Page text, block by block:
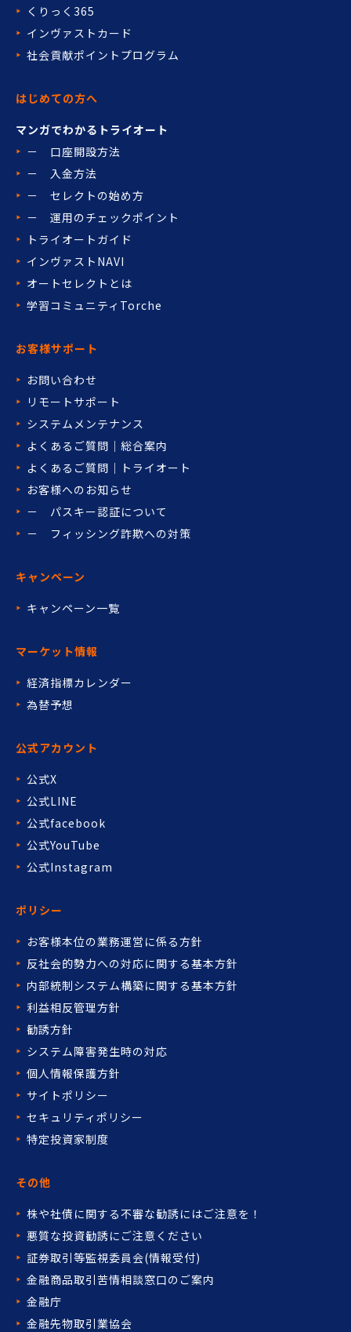
くりっく365
インヴァストカード
社会貢献ポイントプログラム
キャンペーン
キャンペーン一覧
マーケット情報
経済指標カレンダー
為替予想
公式アカウント
公式X
公式LINE
公式facebook
公式YouTube
公式Instagram
はじめての方へ
マンガでわかるトライオート
－ 口座開設方法
－ 入金方法
－ セレクトの始め方
－ 運用のチェックポイント
トライオートガイド
インヴァストNAVI
オートセレクトとは
学習コミュニティTorche
ポリシー
お客様本位の業務運営に係る方針
反社会的勢力への対応に関する基本方針
内部統制システム構築に関する基本方針
利益相反管理方針
勧誘方針
システム障害発生時の対応
個人情報保護方針
サイトポリシー
セキュリティポリシー
特定投資家制度
お客様サポート
お問い合わせ
リモートサポート
システムメンテナンス
よくあるご質問｜総合案内
よくあるご質問｜トライオート
お客様へのお知らせ
－ パスキー認証について
－ フィッシング詐欺への対策
その他
株や社債に関する不審な勧誘にはご注意を！
悪質な投資勧誘にご注意ください
証券取引等監視委員会(情報受付)
金融商品取引苦情相談窓口の ご案内
金融庁
金融先物取引業協会